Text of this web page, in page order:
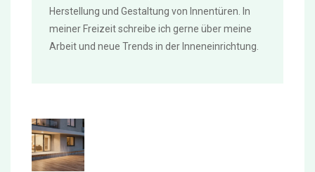
Herstellung und Gestaltung von Innentüren. In
meiner Freizeit schreibe ich gerne über meine
Arbeit und neue Trends in der Inneneinrichtung.